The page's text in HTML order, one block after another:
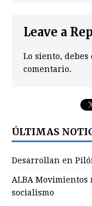
Leave a
Lo siento, debes
comentario.
ÚLTIMAS
Desarrollan en
ALBA Movimientos
socialismo